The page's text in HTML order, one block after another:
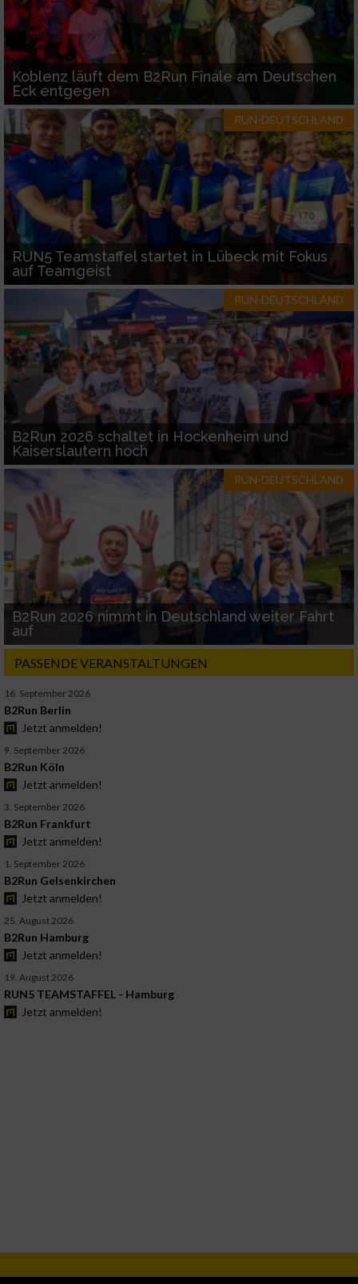
Koblenz läuft dem B2Run Finale am Deutschen
Eck entgegen
RUN-DEUTSCHLAND
RUN5 Teamstaffel startet in Lübeck mit Fokus
auf Teamgeist
RUN-DEUTSCHLAND
B2Run 2026 schaltet in Hockenheim und
Kaiserslautern hoch
RUN-DEUTSCHLAND
B2Run 2026 nimmt in Deutschland weiter Fahrt
auf
PASSENDE VERANSTALTUNGEN
16. September 2026
B2Run Berlin
Jetzt anmelden!
9. September 2026
B2Run Köln
Jetzt anmelden!
3. September 2026
B2Run Frankfurt
Jetzt anmelden!
1. September 2026
B2Run Gelsenkirchen
Jetzt anmelden!
25. August 2026
B2Run Hamburg
Jetzt anmelden!
19. August 2026
RUN5 TEAMSTAFFEL - Hamburg
Jetzt anmelden!